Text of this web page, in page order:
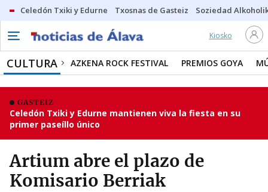
Celedón Txiki y Edurne Txosnas de Gasteiz Soziedad
Kiosko
CULTURA AZKENA ROCK FESTIVAL PREMIOS GOYA
GASTEIZ
Celedón Txiki y Edurne mantienen viva la fiesta en su
primer paseíllo único
Artium abre el plazo de
Komisario Berriak